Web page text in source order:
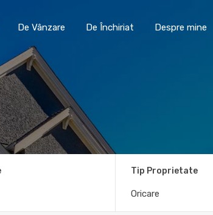
Imobiliare Piatra Neamt De Vânzare
De Vânzare De Închiriat Despre mine
Tip Proprietate
Oricare